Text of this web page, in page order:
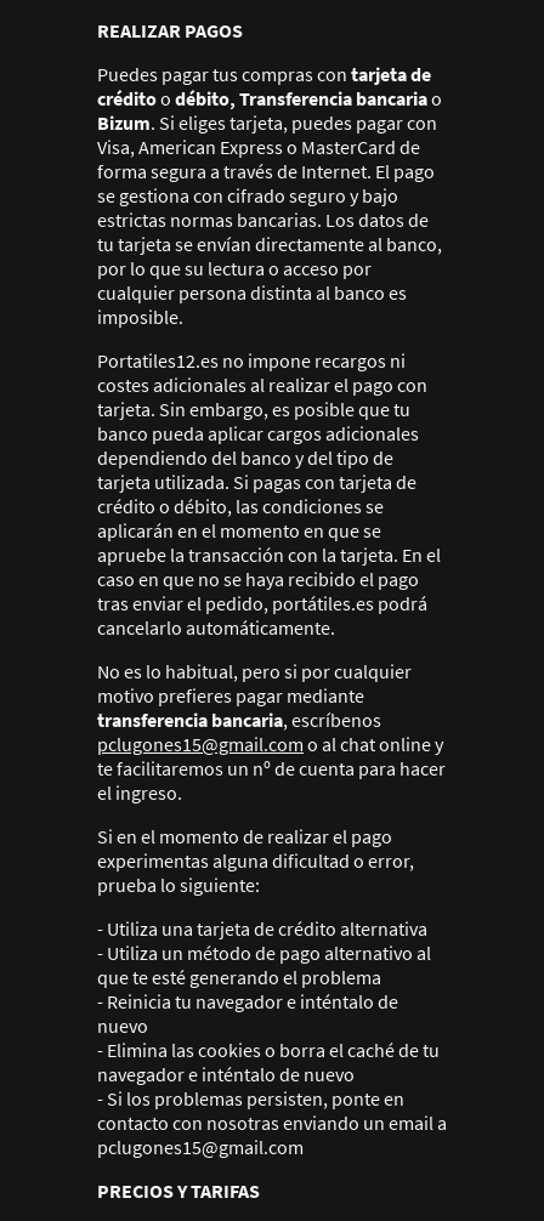
REALIZAR PAGOS
Puedes pagar tus compras con tarjeta de
créditoo débito, Transferencia bancariao
Bizum. Si eliges tarjeta, puedes pagar con
Visa, American Express o MasterCard de
forma segura a través de Internet. El pago
se gestiona con cifrado seguro y bajo
estrictas normas bancarias. Los datos de
tu tarjeta se envían directamente al banco,
por lo que su lectura o acceso por
cualquier persona distinta al banco es
imposible.
Portatiles12.es no impone recargos ni
costes adicionales al realizar el pago con
tarjeta. Sin embargo, es posible que tu
banco pueda aplicar cargos adicionales
dependiendo del banco y del tipo de
tarjeta utilizada. Si pagas con tarjeta de
crédito o débito, las condiciones se
aplicarán en el momento en que se
apruebe la transacción con la tarjeta. En el
caso en que no se haya recibido el pago
tras enviar el pedido, portátiles.es podrá
cancelarlo automáticamente.
No es lo habitual, pero si por cualquier
motivo prefieres pagar mediante
transferencia bancaria, escríbenos
pclugones15@gmail.com o al chat online y
te facilitaremos un nº de cuenta para hacer
el ingreso.
Si en el momento de realizar el pago
experimentas alguna dificultad o error,
prueba lo siguiente:
- Utiliza una tarjeta de crédito alternativa
- Utiliza un método de pago alternativo al
que te esté generando el problema
- Reinicia tu navegador e inténtalo de
nuevo
- Elimina las cookies o borra el caché de tu
navegador e inténtalo de nuevo
- Si los problemas persisten, ponte en
contacto con nosotras enviando un email a
pclugones15@gmail.com
PRECIOS Y TARIFAS